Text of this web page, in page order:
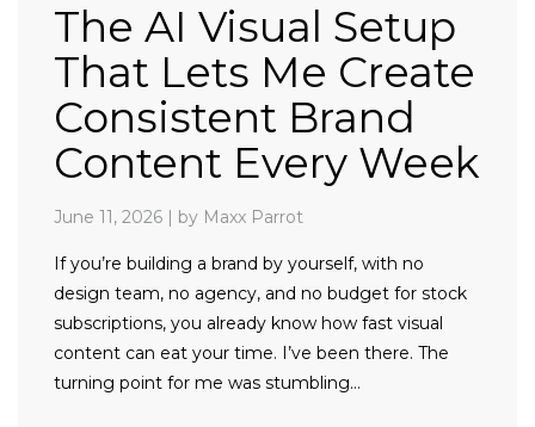
The AI Visual Setup
That Lets Me Create
Consistent Brand
Content Every Week
June 11, 2026 | by Maxx Parrot
If you’re building a brand by yourself, with no
design team, no agency, and no budget for stock
subscriptions, you already know how fast visual
content can eat your time. I’ve been there. The
turning point for me was stumbling…